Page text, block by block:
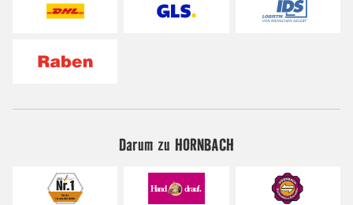
Darum zu HORNBACH